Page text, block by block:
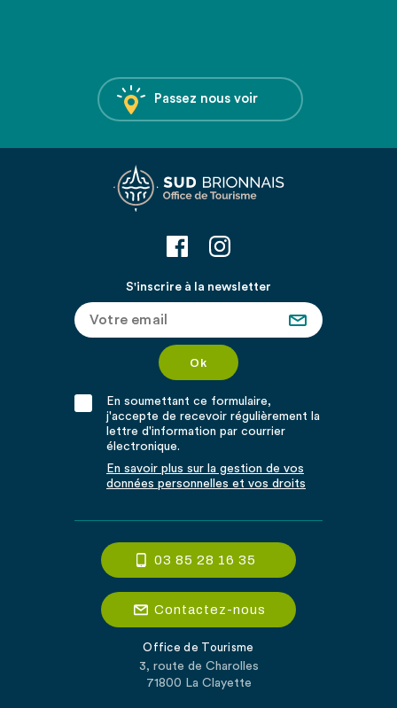
Passez nous voir
S'inscrire à la newsletter
En soumettant ce formulaire,
j'accepte de recevoir régulièrement la
lettre d'information par courrier
électronique.
En savoir plus sur la gestion de vos
données personnelles et vos droits
03 85 28 16 35
Contactez-nous
Office de Tourisme
3, route de Charolles
71800 La Clayette